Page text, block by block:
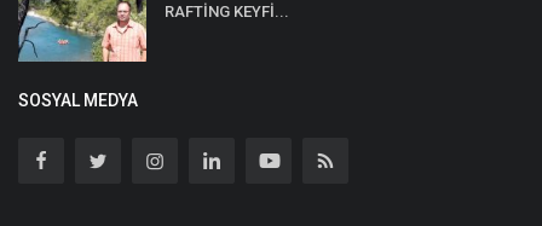
RAFTİNG KEYFİ...
SOSYAL MEDYA